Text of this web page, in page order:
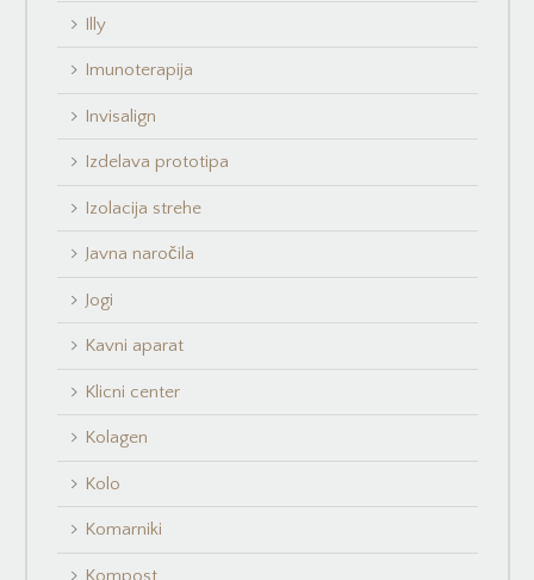
Illy
Imunoterapija
Invisalign
Izdelava prototipa
Izolacija strehe
Javna naročila
Jogi
Kavni aparat
Klicni center
Kolagen
Kolo
Komarniki
Kompost